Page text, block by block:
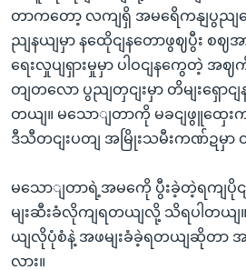
တာကတော့ လကျရှိ အမရေိကနျပွည
ညျနယျမှာ နထေိုငျနတောဖွဈပွီး စဈ
ရေးလှုပျရှားမှုမှာ ပါဝငျနကွေတဲ့
တျတလော ပွညျတှငျးမှာ တိမျးရှောင
တယျ။ မသောျတာကို မခငျဖွူထှေးက
ဒီသီတငျးပတျ အမြိုးသမီးကဏ်ဍမှာ
မသောျတာရဲ့အမကေို ပွီးခဲ့တဲ့ရကျပိုင
မျးဆီးခံလိုကျရတယျလို့ သိရပါတယ
ယျလိုပုံစံနဲ့ အဖမျးခံခဲ့ရတယျဆိုတာ အရ
လား။